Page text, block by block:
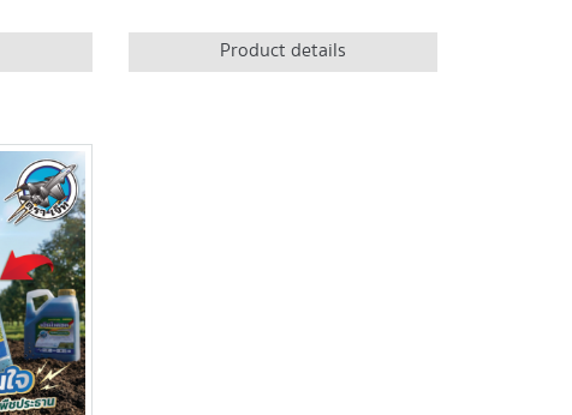
Product details